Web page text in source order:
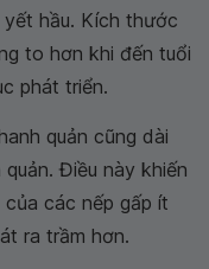
hầu. Kích thước
to hơn khi đến tuổi
phát triển.
quản cũng dài
Điều này khiến
các nếp gấp ít
ra trầm hơn.